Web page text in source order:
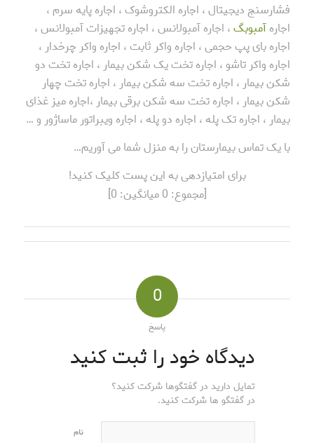
فشارسنج دیجیتال ، اجاره الکتروشوک ، اجاره پایه سرم ،
اجارهآمبوبگ، اجاره آمبولانس ، اجاره تجهیزات آمبولانس ،
اجاره بای پپ حجمی ، اجاره واکر ثابت ، اجاره واکر چرخدار ،
اجاره واکر تاشو ، اجاره تخت یک شکن بیمار ، اجاره تخت دو
شکن بیمار ، اجاره تخت سه شکن بیمار ، اجاره تخت چهار
شکن بیمار ، اجاره تخت سه شکن برقی بیمار ،اجاره میز غذای
بیمار ، اجاره تک پله ، اجاره دو پله ، اجاره ویبراتور ماساژور و …
با یک تماس بیمارستان را به منزل شما می آوریم…
برای امتیازدهی به این پست کلیک کنید!
[مجموع: 0میانگین: 0
]
0
پاسخ
دیدگاه خود را ثبت کنید
تمایل دارید در گفتگوها شرکت کنید؟
در گفتگو ها شرکت کنید.
نام